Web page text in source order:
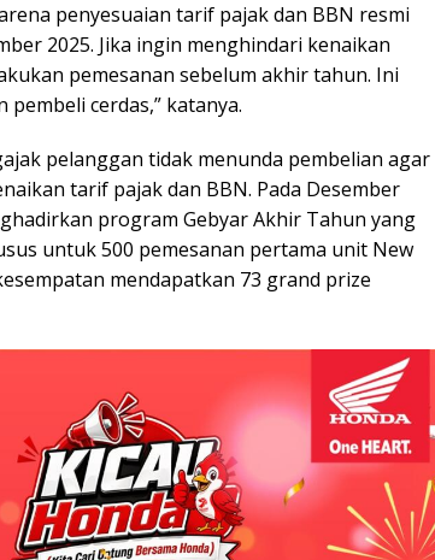
penyesuaian tarif pajak dan BBN resmi
2025. Jika ingin menghindari kenaikan
pemesanan sebelum akhir tahun. Ini
cerdas,” katanya.
pelanggan tidak menunda pembelian agar
tarif pajak dan BBN. Pada Desember
program Gebyar Akhir Tahun yang
untuk 500 pemesanan pertama unit New
mendapatkan 73 grand prize